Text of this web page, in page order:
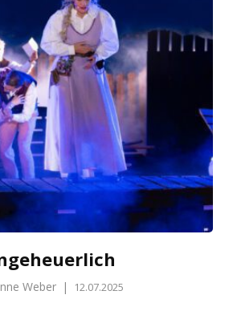
Weber | 12.07.2025